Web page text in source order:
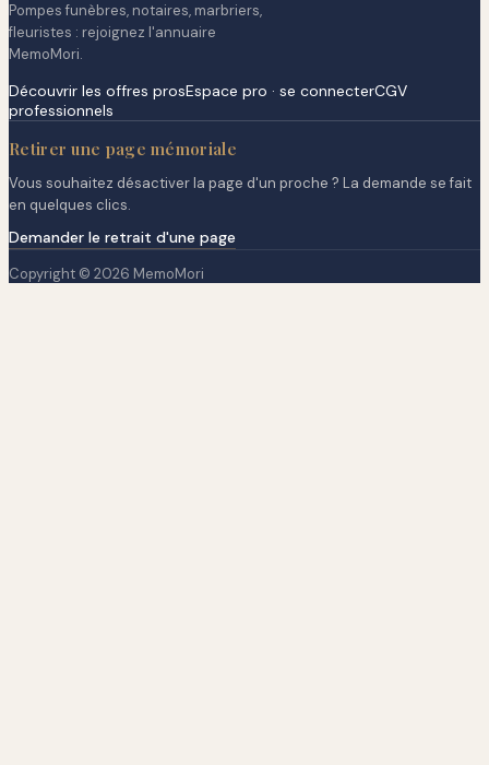
Pompes funèbres, notaires, marbriers,
fleuristes : rejoignez l'annuaire
MemoMori.
Découvrir les offres prosEspace pro · se connecterCGV
professionnels
Retirer une page mémoriale
Vous souhaitez désactiver la page d'un proche ? La demande se fait
en quelques clics.
Demander le retrait d'une page
Copyright © 2026 MemoMori